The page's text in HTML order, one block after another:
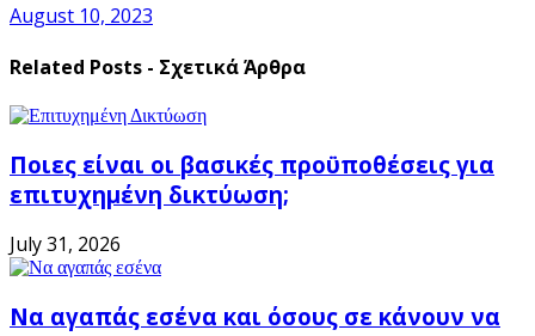
August 10, 2023
Related Posts - Σχετικά Άρθρα
Ποιες είναι οι βασικές προϋποθέσεις για
επιτυχημένη δικτύωση;
July 31, 2026
Να αγαπάς εσένα και όσους σε κάνουν να